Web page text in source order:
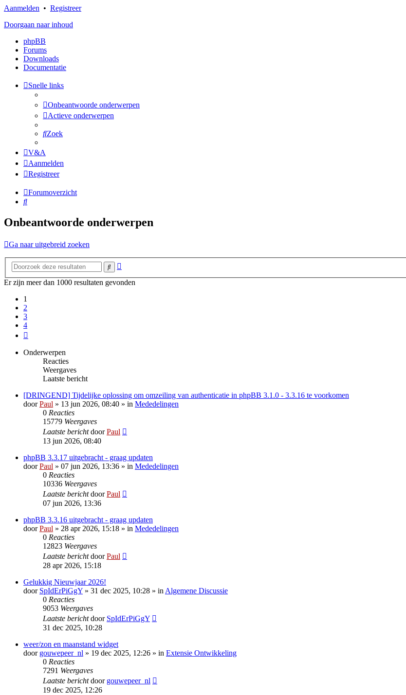
Aanmelden • Registreer
Doorgaan naar inhoud
phpBB
Forums
Downloads
Documentatie
Snelle links
Onbeantwoorde onderwerpen
Actieve onderwerpen
Zoek
V&A
Aanmelden
Registreer
Forumoverzicht
Zoek
Onbeantwoorde onderwerpen
Ga naar uitgebreid zoeken
Zoek
Er zijn meer dan 1000 resultaten gevonden
1
2
3
4
Onderwerpen
Reacties
Weergaves
Laatste bericht
[DRINGEND] Tijdelijke oplossing om omzeiling van authenticatie in phpBB 3.1.0 - 3.3.16 te voorkomen
doorPaul » 13 jun 2026, 08:40 » in Mededelingen
0 Reacties
15779 Weergaves
Laatste berichtdoorPaul
13 jun 2026, 08:40
phpBB 3.3.17 uitgebracht - graag updaten
doorPaul » 07 jun 2026, 13:36 » in Mededelingen
0 Reacties
10336 Weergaves
Laatste berichtdoorPaul
07 jun 2026, 13:36
phpBB 3.3.16 uitgebracht - graag updaten
doorPaul » 28 apr 2026, 15:18 » in Mededelingen
0 Reacties
12823 Weergaves
Laatste berichtdoorPaul
28 apr 2026, 15:18
Gelukkig Nieuwjaar 2026!
door SpIdErPiGgY » 31 dec 2025, 10:28 » inAlgemene Discussie
0 Reacties
9053 Weergaves
Laatste berichtdoor SpIdErPiGgY
31 dec 2025, 10:28
weer/zon en maanstand widget
door gouwepeer_nl » 19 dec 2025, 12:26 » in Extensie Ontwikkeling
0 Reacties
7291 Weergaves
Laatste berichtdoor gouwepeer_nl
19 dec 2025, 12:26